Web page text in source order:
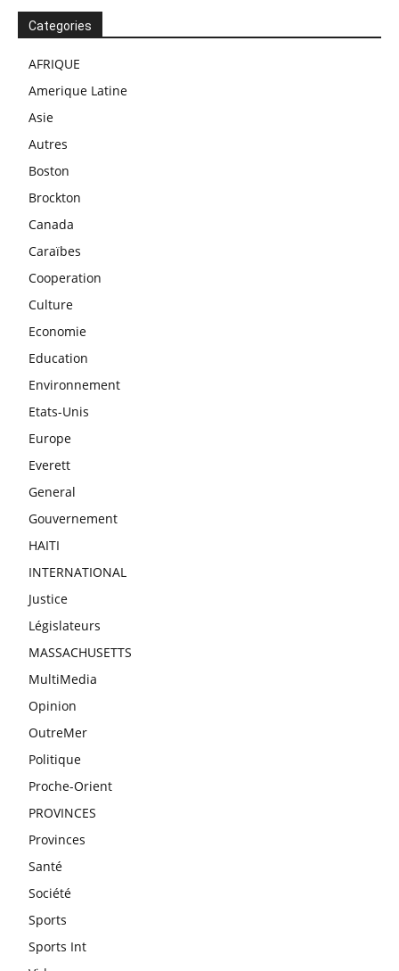
Categories
AFRIQUE
Amerique Latine
Asie
Autres
Boston
Brockton
Canada
Caraïbes
Cooperation
Culture
Economie
Education
Environnement
Etats-Unis
Europe
Everett
General
Gouvernement
HAITI
INTERNATIONAL
Justice
Législateurs
MASSACHUSETTS
MultiMedia
Opinion
OutreMer
Politique
Proche-Orient
PROVINCES
Provinces
Santé
Société
Sports
Sports Int